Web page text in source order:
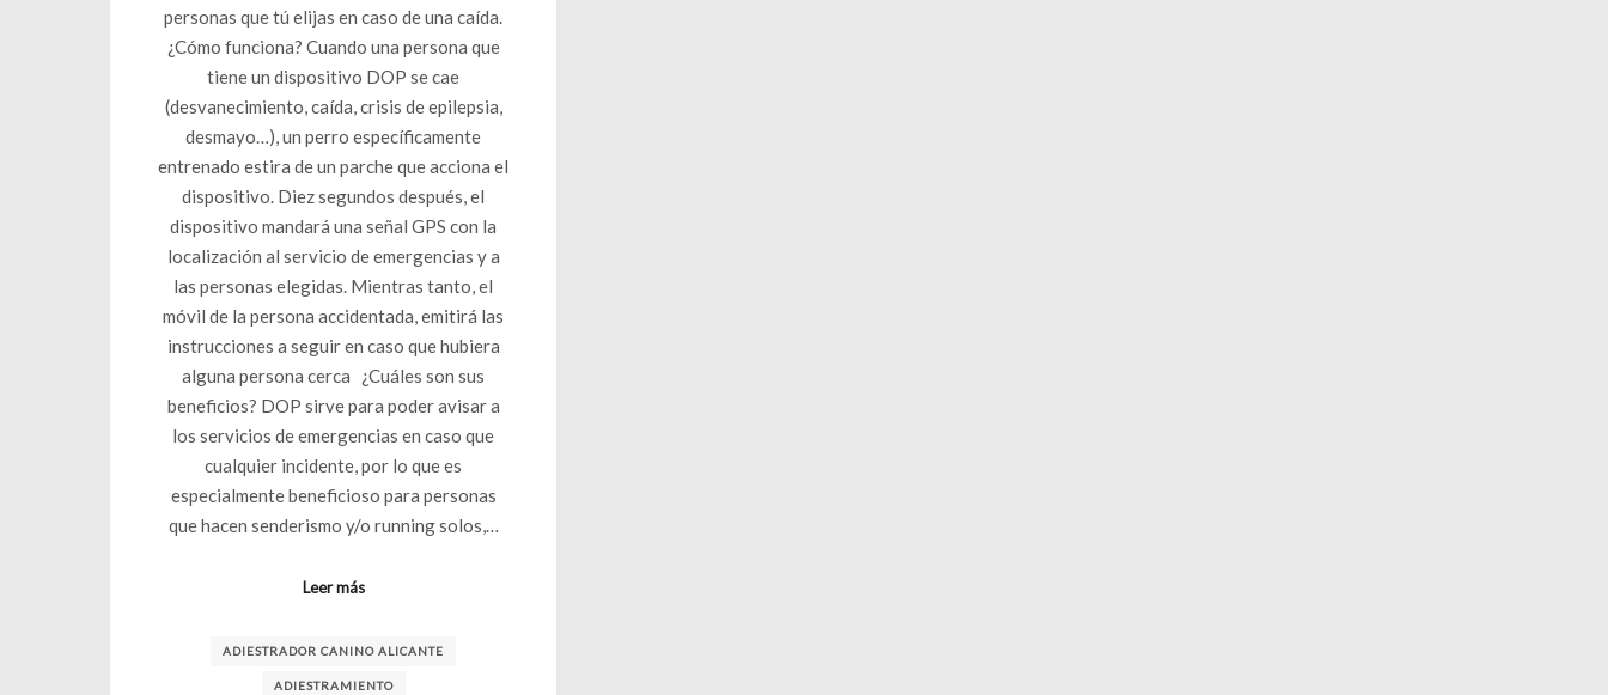
personas que tú elijas en caso de una caída.
¿Cómo funciona? Cuando una persona que
tiene un dispositivo DOP se cae
(desvanecimiento, caída, crisis de epilepsia,
desmayo…), un perro específicamente
entrenado estira de un parche que acciona el
dispositivo. Diez segundos después, el
dispositivo mandará una señal GPS con la
localización al servicio de emergencias y a
las personas elegidas. Mientras tanto, el
móvil de la persona accidentada, emitirá las
instrucciones a seguir en caso que hubiera
alguna persona cerca ¿Cuáles son sus
beneficios? DOP sirve para poder avisar a
los servicios de emergencias en caso que
cualquier incidente, por lo que es
especialmente beneficioso para personas
que hacen senderismo y/o running solos,…
Leer más
ADIESTRADOR CANINO ALICANTE
ADIESTRAMIENTO